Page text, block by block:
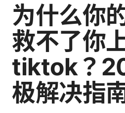
为什么你
救不了你
tiktok？
极解决指